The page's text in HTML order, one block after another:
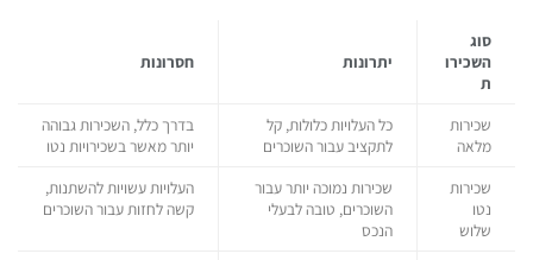
סוג
השכירו
ת
יתרונות חסרונות
שכירות
מלאה
כל העלויות כלולות, קל
לתקציב עבור השוכרים
בדרך כלל, השכירות גבוהה
יותר מאשר בשכירויות נטו
שכירות
נטו
שלוש
שכירות נמוכה יותר עבור
השוכרים, טובה לבעלי
הנכס
העלויות עשויות להשתנות,
קשה לחזות עבור השוכרים